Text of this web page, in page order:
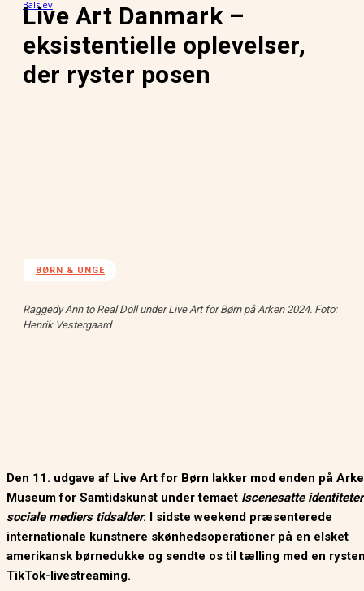
Live Art Danmark –
eksistentielle oplevelser,
der ryster posen
BØRN & UNGE
Raggedy Ann to Real Doll under Live Art for Børn på Arken 2024. Foto:
Henrik Vestergaard
Den 11. udgave af Live Art for Børn lakker mod enden på
Museum for Samtidskunst under temaet Iscenesatte
sociale mediers tidsalder. I sidste weekend præsenterede
internationale kunstnere skønhedsoperationer på en elsket
amerikansk børnedukke og sendte os til tælling med en
TikTok-livestreaming.